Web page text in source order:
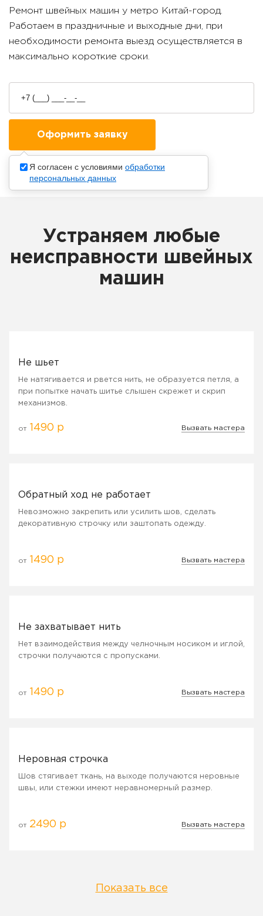
Ремонт швейных машин у метро Китай-город
Работаем в праздничные и выходные дни, при
необходимости ремонта выезд осуществляется в
максимально короткие сроки.
Устраняем любые
неисправности швейных
машин
Не шьет
Не натягивается и рвется нить, не образуется петля, а
при попытке начать шитье слышен скрежет и скрип
механизмов.
от 1490 р Вызвать мастера
Обратный ход не работает
Невозможно закрепить или усилить шов, сделать
декоративную строчку или заштопать одежду.
от 1490 р Вызвать мастера
Не захватывает нить
Нет взаимодействия между челночным носиком и иглой,
строчки получаются с пропусками.
от 1490 р Вызвать мастера
Неровная строчка
Шов стягивает ткань, на выходе получаются неровные
швы, или стежки имеют неравномерный размер.
от 2490 р Вызвать мастера
Показать все
Я согласен с условиями обработки
персональных данных